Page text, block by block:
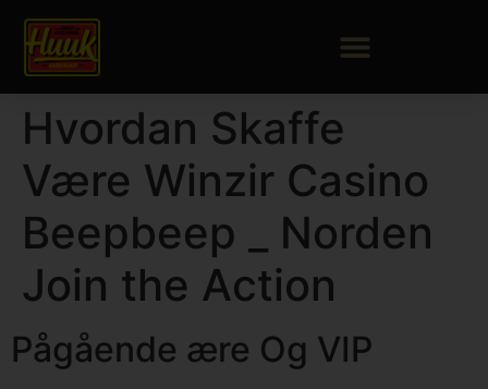
Hvordan Skaffe
Være Winzir Casino
Beepbeep _ Norden
Join the Action
Pågående ære Og VIP